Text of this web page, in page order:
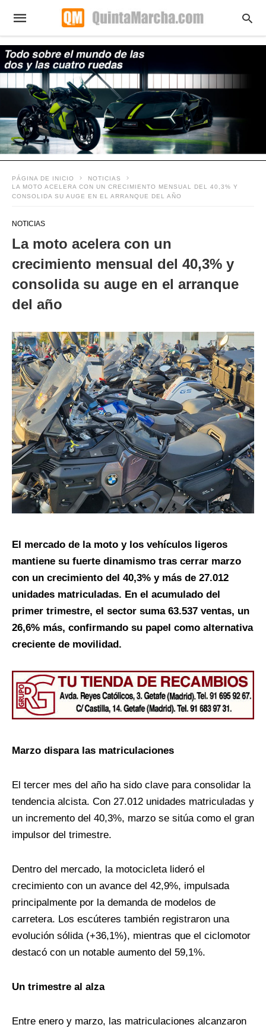
PÁGINA DE INICIO
NOTICIAS
LA MOTO ACELERA CON UN CRECIMIENTO MENSUAL DEL 40,3% Y
CONSOLIDA SU AUGE EN EL ARRANQUE DEL AÑO
NOTICIAS
La moto acelera con un
crecimiento mensual del 40,3% y
consolida su auge en el arranque
del año
El mercado de la moto y los vehículos ligeros
mantiene su fuerte dinamismo tras cerrar marzo
con un crecimiento del 40,3% y más de 27.012
unidades matriculadas. En el acumulado del
primer trimestre, el sector suma 63.537 ventas, un
26,6% más, confirmando su papel como alternativa
creciente de movilidad.
Marzo dispara las matriculaciones
El tercer mes del año ha sido clave para consolidar la
tendencia alcista. Con 27.012 unidades matriculadas y
un incremento del 40,3%, marzo se sitúa como el gran
impulsor del trimestre.
Dentro del mercado, la motocicleta lideró el
crecimiento con un avance del 42,9%, impulsada
principalmente por la demanda de modelos de
carretera. Los escúteres también registraron una
evolución sólida (+36,1%), mientras que el ciclomotor
destacó con un notable aumento del 59,1%.
Un trimestre al alza
Entre enero y marzo, las matriculaciones alcanzaron